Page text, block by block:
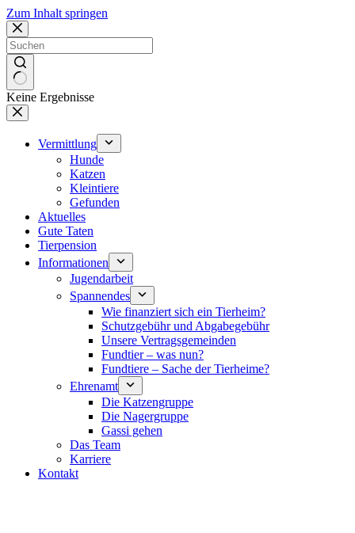
Zum Inhalt springen
Keine Ergebnisse
Vermittlung
Hunde
Katzen
Kleintiere
Gefunden
Aktuelles
Gute Taten
Tierpension
Informationen
Jugendarbeit
Spannendes
Wie finanziert sich ein Tierheim?
Schutzgebühr und Abgabegebühr
Unsere Vertragsgemeinden
Fundtier – was nun?
Fundtiere – Sache der Tierheime?
Ehrenamt
Die Katzengruppe
Die Nagergruppe
Gassi gehen
Das Team
Karriere
Kontakt